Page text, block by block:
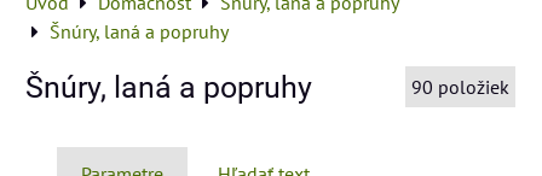
Šnúry, laná a popruhy
Šnúry, laná a popruhy 90 položiek